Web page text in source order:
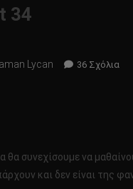
34
Lycan 36 Σχόλια
θα συνεχίσουμε να
και δεν είναι της